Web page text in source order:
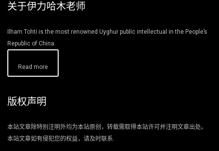
关于伊力哈木老师
Ilham Tohti is the most renowned Uyghur public intellectual in the People’s
Republic of China.
Read more
版权声明
本站文章除特别注明外均为本站原创，转载需取得本站许可并注明文章出处。
本站文章如有侵犯您的权益，请及时联系.